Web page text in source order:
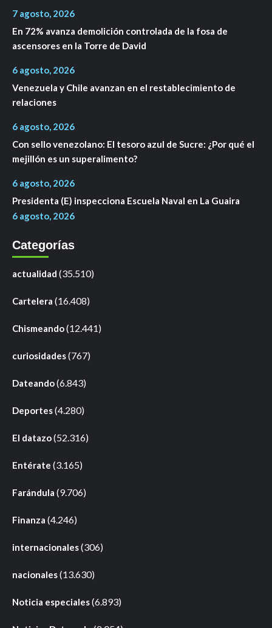
7 agosto, 2026
En 72% avanza demolición controlada de la fosa de
ascensores en la Torre de David
6 agosto, 2026
Venezuela y Chile avanzan en el restablecimiento de
relaciones
6 agosto, 2026
Con sello venezolano: El tesoro azul de Sucre: ¿Por qué el
mejillón es un superalimento?
6 agosto, 2026
Presidenta (E) inspecciona Escuela Naval en La Guaira
6 agosto, 2026
Categorías
actualidad (35.510)
Cartelera (16.408)
Chismeando(12.441)
curiosidades(767)
Dateando(6.843)
Deportes(4.280)
El datazo(52.316)
Entérate (3.165)
Farándula (9.706)
Finanza (4.246)
internacionales(306)
nacionales(13.630)
Noticia especiales(6.893)